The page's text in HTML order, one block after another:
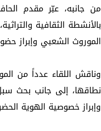
من جانبه، عبّر مقدم
بالأنشطة الثقافية
الموروث الشعبي وإبراز
وناقش اللقاء عدداً من
نطاقها، إلى جانب بحث
وإبراز خصوصية الهوية